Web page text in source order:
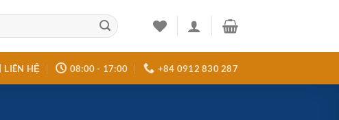
LIÊN HỆ 08:00 - 17:00 +84 0912 830 287